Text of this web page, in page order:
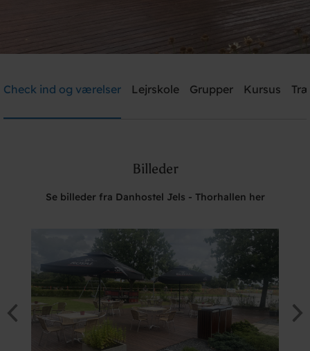
Brug for hjælp? Ring74552869
Check ind og værelser Lejrskole Grupper Kursus
Billeder
Se billeder fra Danhostel Jels - Thorhallen her